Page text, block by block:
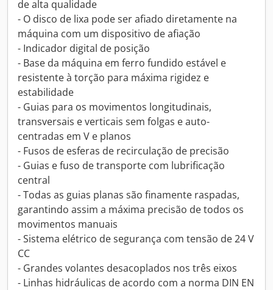
de alta qualidade
- O disco de lixa pode ser afiado diretamente na
máquina com um dispositivo de afiação
- Indicador digital de posição
- Base da máquina em ferro fundido estável e
resistente à torção para máxima rigidez e
estabilidade
- Guias para os movimentos longitudinais,
transversais e verticais sem folgas e auto-
centradas em V e planos
- Fusos de esferas de recirculação de precisão
- Guias e fuso de transporte com lubrificação
central
- Todas as guias planas são finamente raspadas,
garantindo assim a máxima precisão de todos os
movimentos manuais
- Sistema elétrico de segurança com tensão de 24 V
CC
- Grandes volantes desacoplados nos três eixos
- Linhas hidráulicas de acordo com a norma DIN EN